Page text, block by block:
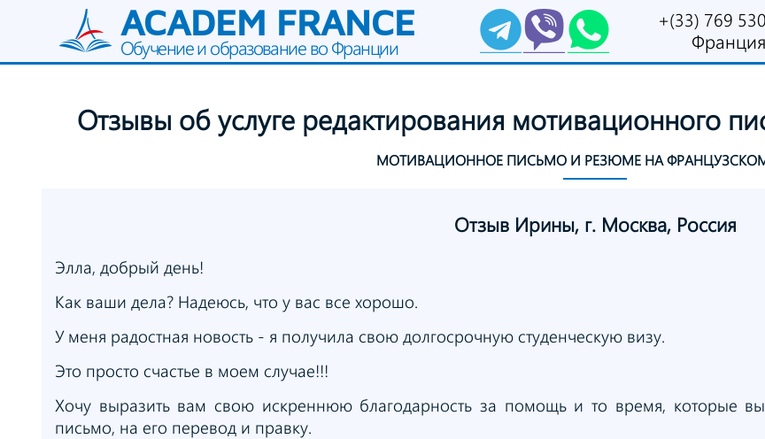
ACADEM FRANCE
Обучение и образование во Франции
+(33) 769
Франция
Отзывы об услуге редактирования мотивационного
МОТИВАЦИОННОЕ ПИСЬМО И РЕЗЮМЕ НА
Отзыв Ирины, г. Москва, Россия
Элла, добрый день!
Как ваши дела? Надеюсь, что у вас все хорошо.
У меня радостная новость - я получила свою долгосрочную студенческую визу.
Это просто счастье в моем случае!!!
Хочу выразить вам свою искреннюю благодарность за помощь и то время, которые
письмо, на его перевод и правку.